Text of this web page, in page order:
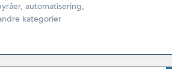
, automatisering,
kategorier